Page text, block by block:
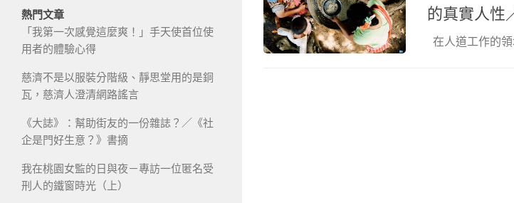
的真實人性
在人道工作的
熱門文章
「我第一次感覺這麼爽！」手天使首位使
用者的體驗心得
慈濟不是以服裝分階級、靜思堂用的是銅
瓦，慈濟人澄清網路謠言
《大誌》：幫助街友的一份雜誌？／《社
企是門好生意？》書摘
我在桃園女監的日與夜－專訪一位匿名受
刑人的鐵窗時光（上）